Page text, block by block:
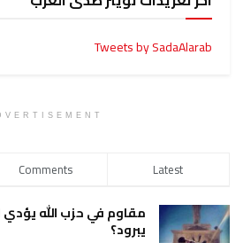
Tweets by SadaAlarab
Comments Latest
مقاوم في حزب الله يؤدي
يبرود؟